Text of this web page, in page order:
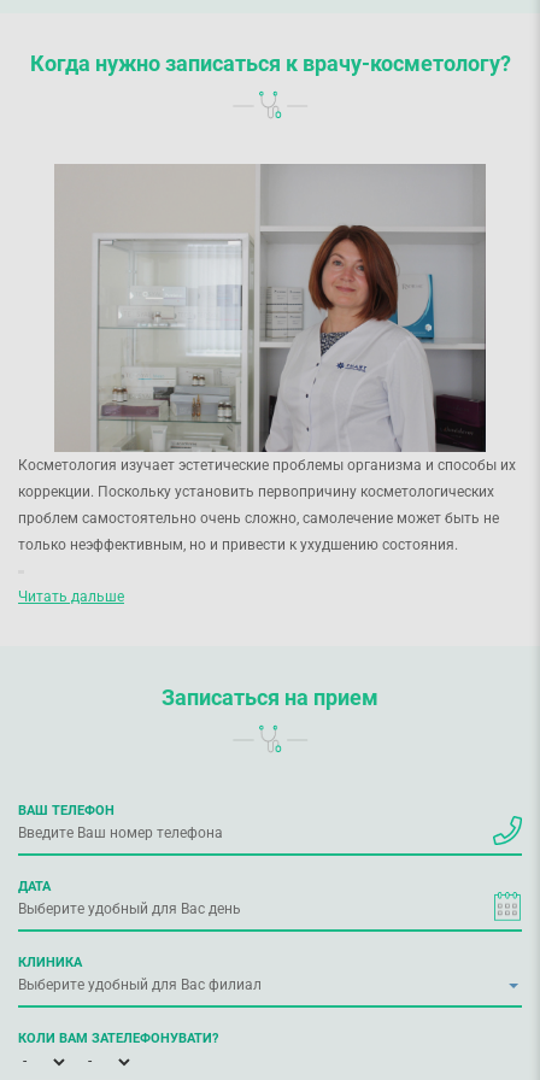
Когда нужно записаться к врачу-косметологу?
Косметология изучает эстетические проблемы организма и способы их
коррекции. Поскольку установить первопричину косметологических
проблем самостоятельно очень сложно, самолечение может быть не
только неэффективным, но и привести к ухудшению состояния.
Рекламируемые средства часто не решают проблему, так как
Проконсультируйтесь с врачом-косметологом, если у вас есть такие
акне, постакне;
демодекоз, дерматит;
процессы;
фурункулы, угревая сыпь, гнойные образования;
нежелательные волосы или выпадение волос;
Читать дальше
Записаться на прием
ВАШ ТЕЛЕФОН
ДАТА
КЛИНИКА
КОЛИ ВАМ ЗАТЕЛЕФОНУВАТИ?